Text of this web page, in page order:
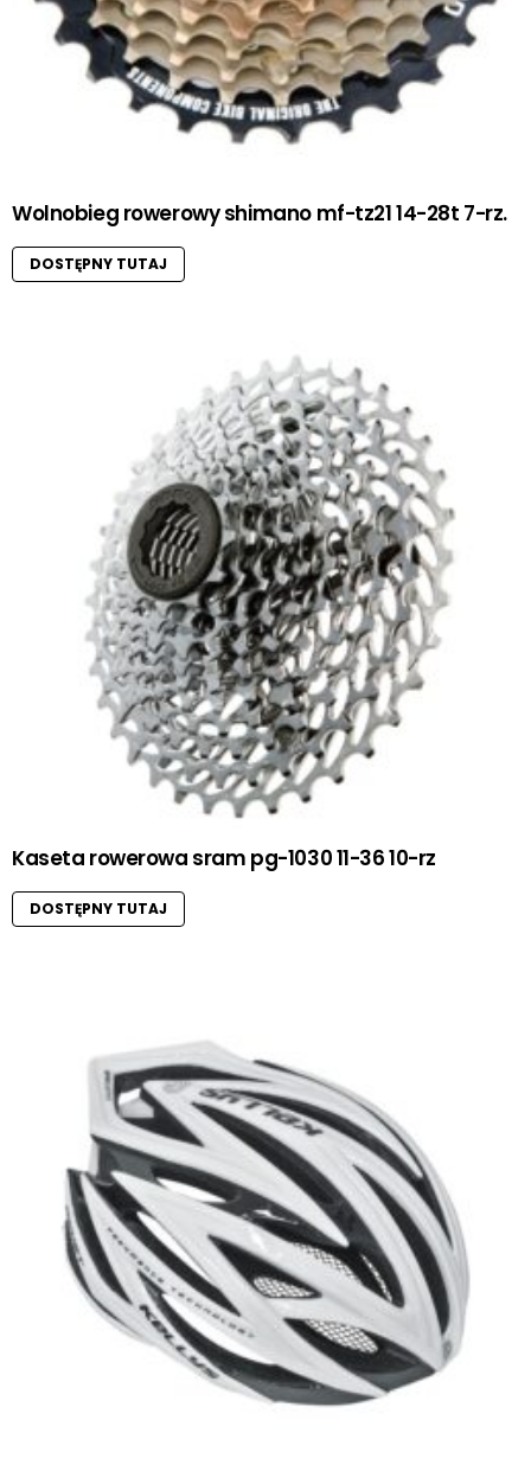
Wolnobieg rowerowy shimano mf-tz21 14-28t 7-rz.
DOSTĘPNY TUTAJ
Kaseta rowerowa sram pg-1030 11-36 10-rz
DOSTĘPNY TUTAJ